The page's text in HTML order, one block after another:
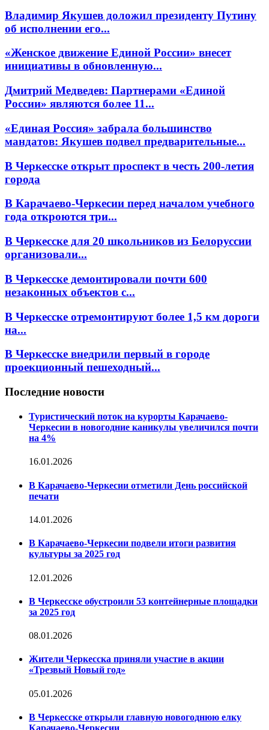
Владимир Якушев доложил президенту Путину
об исполнении его...
«Женское движение Единой России» внесет
инициативы в обновленную...
Дмитрий Медведев: Партнерами «Единой
России» являются более 11...
«Единая Россия» забрала большинство
мандатов: Якушев подвел предварительные...
В Черкесске открыт проспект в честь 200-летия
города
В Карачаево-Черкесии перед началом учебного
года откроются три...
В Черкесске для 20 школьников из Белоруссии
организовали...
В Черкесске демонтировали почти 600
незаконных объектов с...
В Черкесске отремонтируют более 1,5 км дороги
на...
В Черкесске внедрили первый в городе
проекционный пешеходный...
Последние новости
Туристический поток на курорты Карачаево-
Черкесии в новогодние каникулы увеличился почти
на 4%
16.01.2026
В Карачаево-Черкесии отметили День российской
печати
14.01.2026
В Карачаево-Черкесии подвели итоги развития
культуры за 2025 год
12.01.2026
В Черкесске обустроили 53 контейнерные площадки
за 2025 год
08.01.2026
Жители Черкесска приняли участие в акции
«Трезвый Новый год»
05.01.2026
В Черкесске открыли главную новогоднюю елку
Карачаево-Черкесии